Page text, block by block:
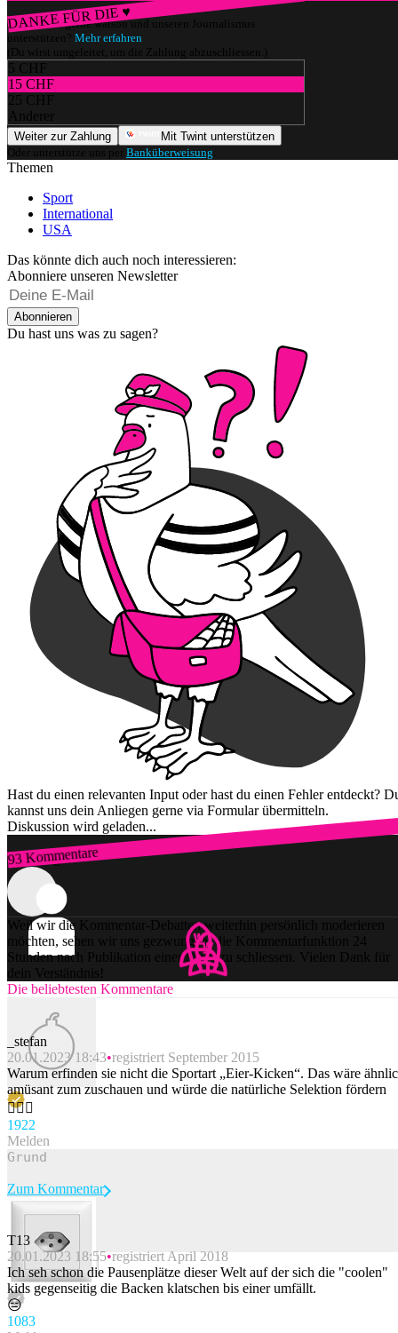
DANKE FÜR DIE ♥
Würdest du gerne watson und unseren Journalismus
unterstützen? Mehr erfahren
(Du wirst umgeleitet, um die Zahlung abzuschliessen.)
5 CHF
15 CHF
25 CHF
Anderer
Weiter zur Zahlung
Mit Twint unterstützen
Oder unterstütze uns per Banküberweisung
Themen
Sport
International
USA
Das könnte dich auch noch interessieren:
Abonniere unseren Newsletter
Abonnieren
Du hast uns was zu sagen?
Hast du einen relevanten Input oder hast du einen Fehler entdeckt?
kannst uns dein Anliegen gerne via Formular übermitteln.
Diskussion wird geladen...
93 Kommentare
Zum Login
Weil wir die Kommentar-Debatten weiterhin persönlich moderieren
möchten, sehen wir uns gezwungen, die Kommentarfunktion 24
Stunden nach Publikation einer Story zu schliessen. Vielen Dank für
dein Verständnis!
Die beliebtesten Kommentare
_stefan
20.01.2023 18:43 registriert September 2015
Warum erfinden sie nicht die Sportart „Eier-Kicken“. Das wäre
amüsant zum zuschauen und würde die natürliche Selektion fördern
🤦🏻‍♂️
1922
Melden
Beitrag melden
Zum Kommentar
T13
20.01.2023 18:55 registriert April 2018
Ich seh schon die Pausenplätze dieser Welt auf der sich die "coolen"
kids gegenseitig die Backen klatschen bis einer umfällt.
😑
1083